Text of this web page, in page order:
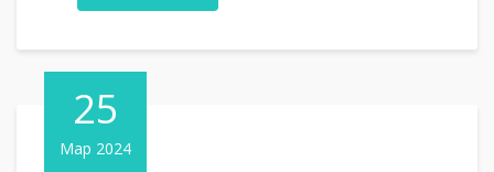
25
Мар 2024